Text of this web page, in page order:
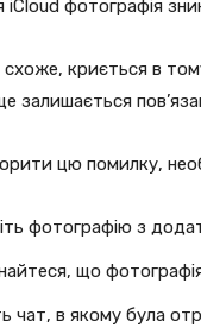
iCloud фотографія
криється в
залишається
цю помилку,
фотографію з
що
чат, в якому була